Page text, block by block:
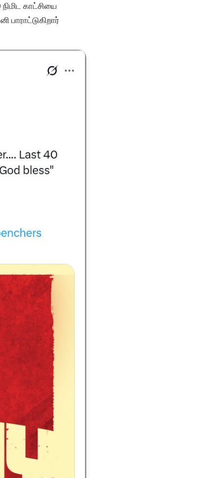
காட்சியை
பாராட்டுகிறார்